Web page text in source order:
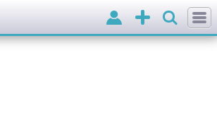
Додати
оголошення
Вхід